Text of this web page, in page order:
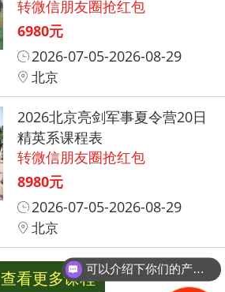
转微信朋友圈抢红包
6980元
2026-07-05-2026-08-29
北京
2026北京亮剑军事夏令营20日
精英系课程表
转微信朋友圈抢红包
8980元
2026-07-05-2026-08-29
北京
查看更多课程 可以介绍下你们的产品么？